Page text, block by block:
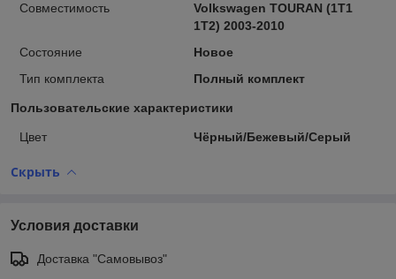
Совместимость
Volkswagen TOURAN (1T1
1T2) 2003-2010
Состояние
Новое
Тип комплекта
Полный комплект
Пользовательские характеристики
Цвет Чёрный/Бежевый/Серый
Скрыть
Условия доставки
Доставка "Самовывоз"